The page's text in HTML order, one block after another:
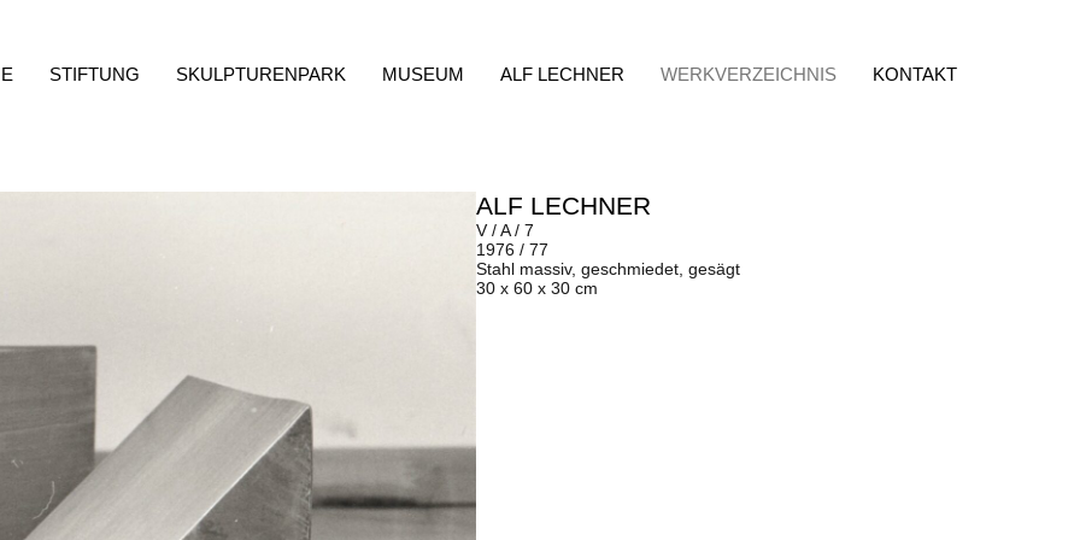
STIFTUNG SKULPTURENPARK MUSEUM ALF LECHNER WERKVERZEICHNIS KONTAKT
ALF LECHNER
V / A / 7
1976 / 77
Stahl massiv, geschmiedet, gesägt
30 x 60 x 30 cm